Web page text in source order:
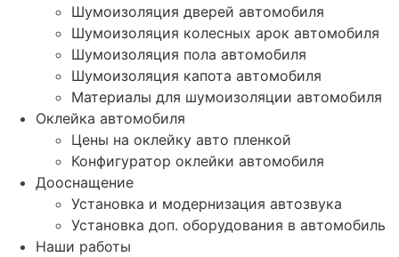
Шумоизоляция дверей автомобиля
Шумоизоляция колесных арок автомобиля
Шумоизоляция пола автомобиля
Шумоизоляция капота автомобиля
Материалы для шумоизоляции автомобиля
Оклейка автомобиля
Цены на оклейку авто пленкой
Конфигуратор оклейки автомобиля
Дооснащение
Установка и модернизация автозвука
Установка доп. оборудования в автомобиль
Наши работы